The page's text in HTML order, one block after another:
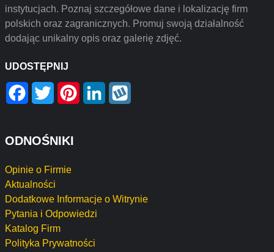
instytucjach. Poznaj szczegółowe dane i lokalizację firm
polskich oraz zagranicznych. Promuj swoją działalność
dodając unikalny opis oraz galerię zdjęć.
UDOSTĘPNIJ
Facebook
Twitter PinterestLinkedIn
ODNOŚNIKI
Opinie o Firmie
Aktualności
Dodatkowe Informacje o Witrynie
Pytania i Odpowiedzi
Katalog Firm
Polityka Prywatności